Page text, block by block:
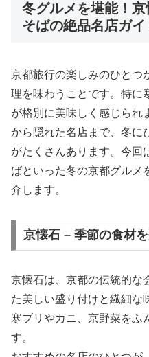
冬グルメを堪能！
そばの絶品名店ガイ
京都旅行の楽しみのひとつ
理を味わうことです。特に
が格別に美味しく感じられ
から隠れた名店まで、冬に
がたくさんあります。今回
ばといった冬の京都グルメ
介します。
京懐石 – 季節の食材
京懐石は、京都の伝統的な
た美しい盛り付けと繊細な
寒ブリやカニ、京野菜をふ
す。